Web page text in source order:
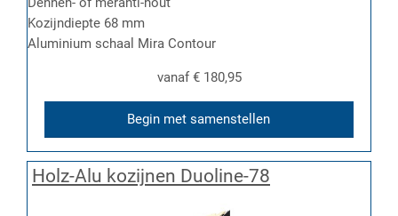
Kozijndiepte 68 mm
Aluminium schaal Mira Contour
vanaf€ 180,95
Begin met samenstellen
Holz-Alu kozijnen Duoline-78